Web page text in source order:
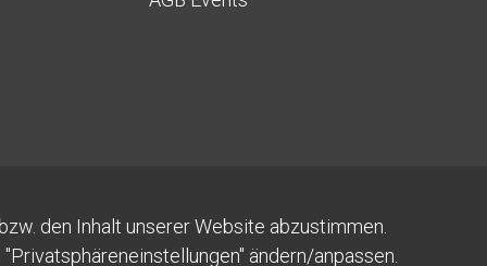
den Inhalt unserer Website abzustimmen.
ändern/anpassen.